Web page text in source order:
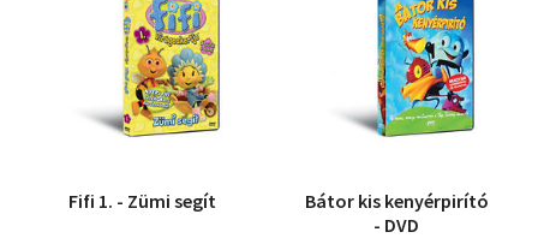
Fifi 1. - Zümi segít
Bátor kis kenyérpirító
- DVD